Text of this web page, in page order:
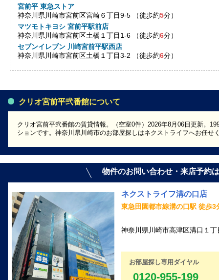
宮前平 東急ストア
神奈川県川崎市宮前区宮崎６丁目9-5 （徒歩約5分）
マツモトキヨシ 宮前平駅前店
神奈川県川崎市宮前区土橋１丁目1-6 （徒歩約6分）
セブンイレブン 川崎宮前平駅西店
神奈川県川崎市宮前区土橋１丁目3-2 （徒歩約6分）
クリオ宮前平弐番館について
クリオ宮前平弐番館の賃貸情報。（空室0件）2026年8月06日更新。
ションです。神奈川県川崎市のお部屋探しはネクストライフへお任せ
物件のお問い合わせ・来店予約
ネクストライフ溝の口店
東急田園都市線溝の口駅 徒歩3
神奈川県川崎市高津区溝口１
お部屋探し専用ダイヤル
0120-955-199